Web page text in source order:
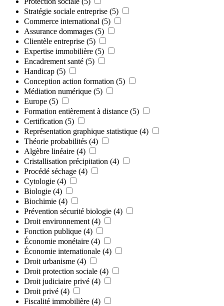
Stratégie sociale entreprise (5)
Commerce international (5)
Assurance dommages (5)
Clientèle entreprise (5)
Expertise immobilière (5)
Encadrement santé (5)
Handicap (5)
Conception action formation (5)
Médiation numérique (5)
Europe (5)
Formation entièrement à distance (5)
Certification (5)
Représentation graphique statistique (4)
Théorie probabilités (4)
Algèbre linéaire (4)
Cristallisation précipitation (4)
Procédé séchage (4)
Cytologie (4)
Biologie (4)
Biochimie (4)
Prévention sécurité biologie (4)
Droit environnement (4)
Fonction publique (4)
Économie monétaire (4)
Économie internationale (4)
Droit urbanisme (4)
Droit protection sociale (4)
Droit judiciaire privé (4)
Droit privé (4)
Fiscalité immobilière (4)